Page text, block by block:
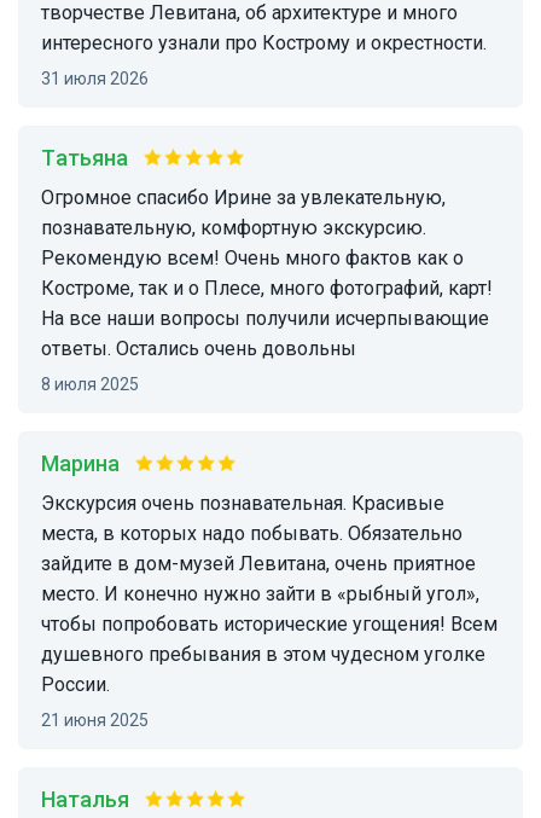
творчестве Левитана, об архитектуре и много
интересного узнали про Кострому и окрестности.
31 июля 2026
Татьяна
Огромное спасибо Ирине за увлекательную,
познавательную, комфортную экскурсию.
Рекомендую всем! Очень много фактов как о
Костроме, так и о Плесе, много фотографий, карт!
На все наши вопросы получили исчерпывающие
ответы. Остались очень довольны
8 июля 2025
Марина
Экскурсия очень познавательная. Красивые
места, в которых надо побывать. Обязательно
зайдите в дом-музей Левитана, очень приятное
место. И конечно нужно зайти в «рыбный угол»,
чтобы попробовать исторические угощения! Всем
душевного пребывания в этом чудесном уголке
России.
21 июня 2025
наталья